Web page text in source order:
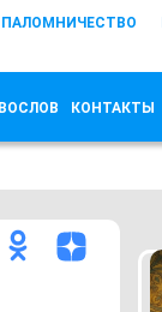
ПАЛОМНИЧЕСТВО
КОНТАКТЫ